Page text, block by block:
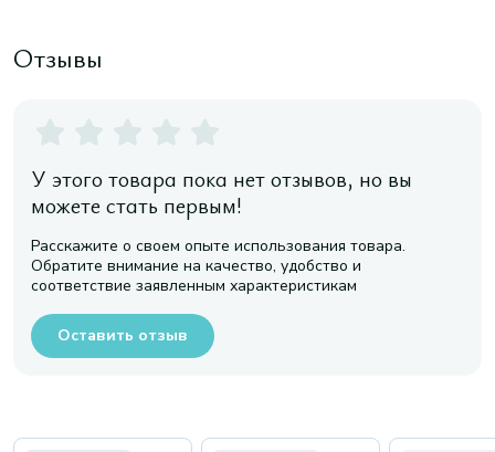
Отзывы
У этого товара пока нет отзывов, но вы
можете стать первым!
Расскажите о своем опыте использования товара.
Обратите внимание на качество, удобство и
соответствие заявленным характеристикам
Оставить отзыв